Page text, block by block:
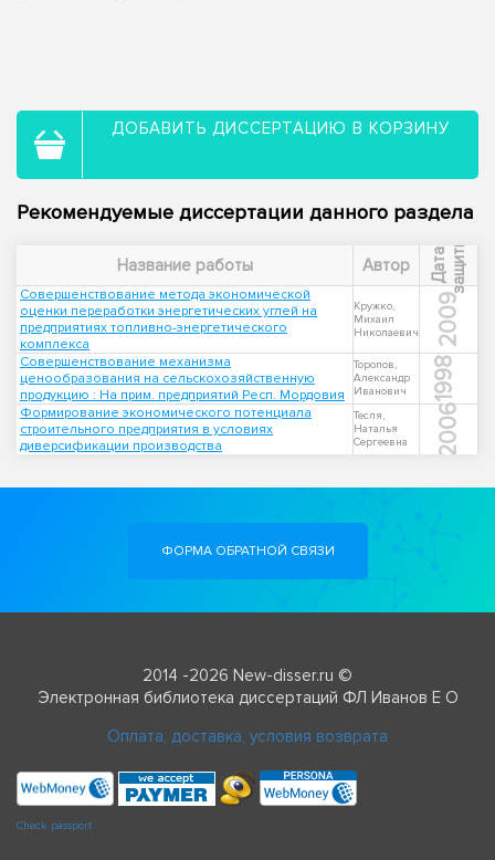
ДОБАВИТЬ ДИССЕРТАЦИЮ В КОРЗИНУ
Рекомендуемые диссертации данного раздела
Название работы Автор Д
а
т
а
з
а
щ
и
т ы
Совершенствование метода экономической
оценки переработки энергетических углей на
предприятиях топливно-энергетического
комплекса
Кружко,
Михаил
Николаевич
2009
Совершенствование механизма
ценообразования на сельскохозяйственную
продукцию : На прим. предприятий Респ. Мордовия
Торопов,
Александр
Иванович
1998
Формирование экономического потенциала
строительного предприятия в условиях
диверсификации производства
Тесля,
Наталья
Сергеевна
2006
ФОРМА ОБРАТНОЙ СВЯЗИ
2014 -2026 New-disser.ru ©
Электронная библиотека диссертаций ФЛ Иванов Е О
Оплата, доставка, условия возврата
Check passport